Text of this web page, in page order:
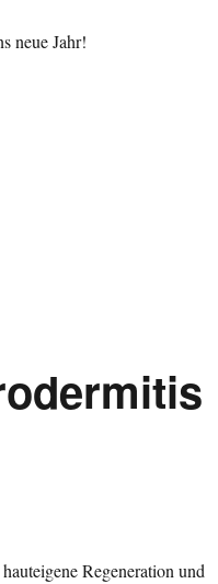
neue Jahr!
Regeneration und